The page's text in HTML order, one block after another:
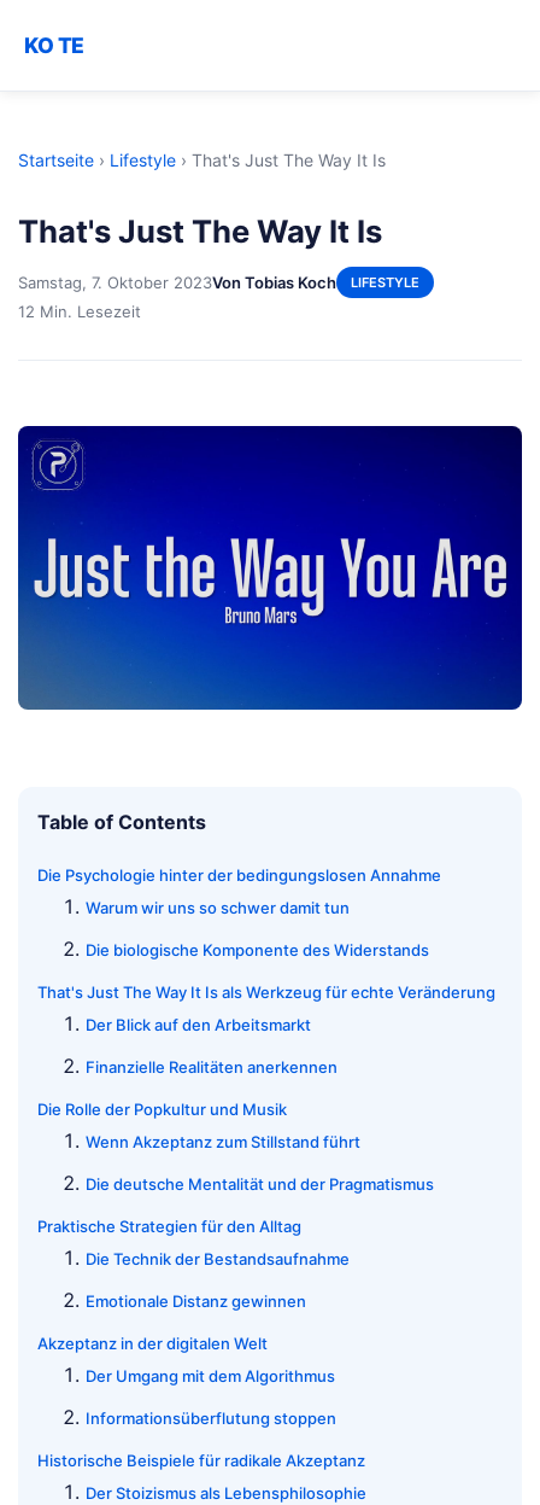
KO TE
Startseite › Lifestyle › That's Just The Way It Is
That's Just The Way It Is
Samstag, 7. Oktober 2023Von Tobias Koch LIFESTYLE
12 Min. Lesezeit
Table of Contents
Die Psychologie hinter der bedingungslosen Annahme
Warum wir uns so schwer damit tun
Die biologische Komponente des Widerstands
That's Just The Way It Is als Werkzeug für echte Veränderung
Der Blick auf den Arbeitsmarkt
Finanzielle Realitäten anerkennen
Die Rolle der Popkultur und Musik
Wenn Akzeptanz zum Stillstand führt
Die deutsche Mentalität und der Pragmatismus
Praktische Strategien für den Alltag
Die Technik der Bestandsaufnahme
Emotionale Distanz gewinnen
Akzeptanz in der digitalen Welt
Der Umgang mit dem Algorithmus
Informationsüberflutung stoppen
Historische Beispiele für radikale Akzeptanz
Der Stoizismus als Lebensphilosophie